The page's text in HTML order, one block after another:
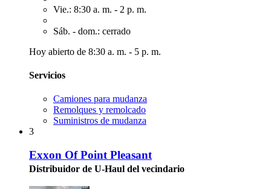
Vie.: 8:30 a. m. - 2 p. m.
Sáb. - dom.: cerrado
Hoy abierto de 8:30 a. m. - 5 p. m.
Servicios
Camiones para mudanza
Remolques y remolcado
Suministros de mudanza
3
Exxon Of Point Pleasant
Distribuidor de U-Haul del vecindario